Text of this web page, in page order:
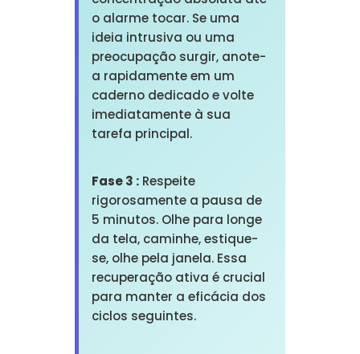
o alarme tocar. Se uma
ideia intrusiva ou uma
preocupação surgir, anote-
a rapidamente em um
caderno dedicado e volte
imediatamente à sua
tarefa principal.
Fase 3 :Respeite
rigorosamente a pausa de
5 minutos. Olhe para longe
da tela, caminhe, estique-
se, olhe pela janela. Essa
recuperação ativa é crucial
para manter a eficácia dos
ciclos seguintes.